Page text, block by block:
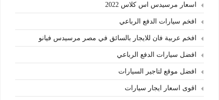
اسعار مرسيدس اس كلاس 2022
افخم سيارات الدفع الرباعي
افخم عربية فان للايجار بالسائق في مصر مرسيدس فيانو
افضل سيارات الدفع الرباعي
افضل موقع لتاجير السيارات
اقوى اسعار ايجار سيارات